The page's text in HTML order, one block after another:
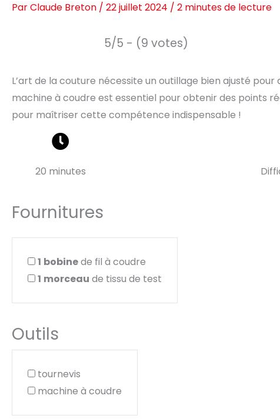
ParClaude Breton / 22 juillet 2024 / 2 minutes de lecture
5/5 - (9 votes)
L’art de la couture nécessite un outillage bien ajusté
machine à coudre est essentiel pour obtenir des points
pour maîtriser cette compétence indispensable !
20 minutes
Fournitures
1 bobinede fil à coudre
1 morceau de tissu de test
Outils
tournevis
machine à coudre